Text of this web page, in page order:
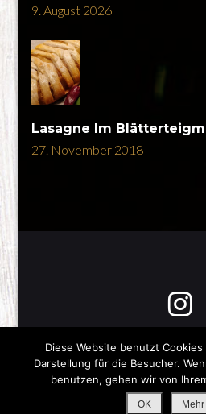
9. August 2026
Lasagne Im
27. November 2018
Copyright © 2026Was gibts
All Rights
Stay Tasty |Impressum
Diese Website benutzt
Darstellung für die Besucher.
benutzen, gehen wir von
OK